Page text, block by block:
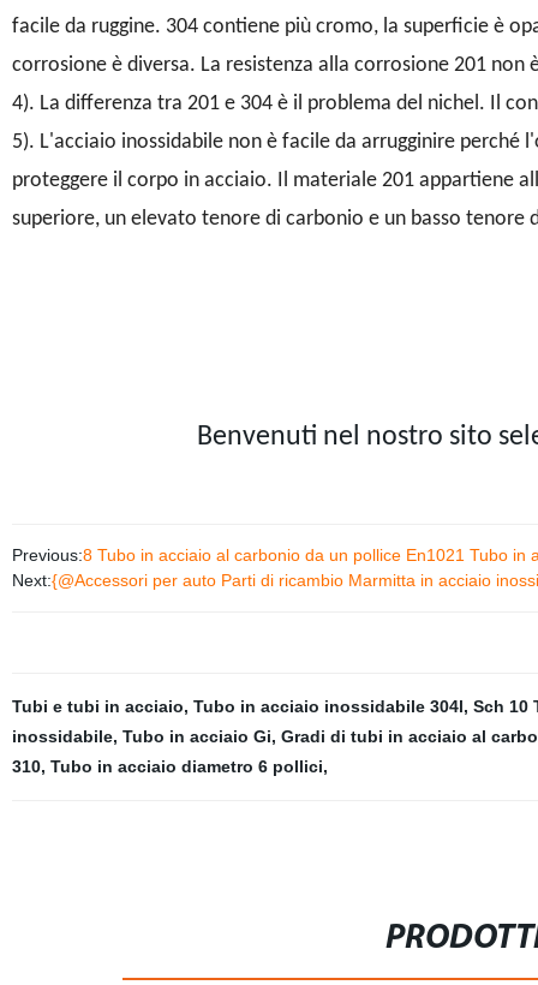
facile da ruggine. 304 contiene più cromo, la superficie è
corrosione è diversa. La resistenza alla corrosione 201 non
4). La differenza tra 201 e 304 è il problema del nichel. Il
5). L'acciaio inossidabile non è facile da arrugginire
proteggere il corpo in acciaio. Il materiale 201 appartiene
superiore, un elevato tenore di carbonio e un basso tenore
Benvenuti nel nostro sito
Previous:8 Tubo in acciaio al carbonio da un pollice En1021 Tubo in
Next:{@Accessori per auto Parti di ricambio Marmitta in acciaio
Tubi e tubi in acciaio, Tubo in acciaio inossidabile 304l, Sch 10
inossidabile, Tubo in acciaio Gi, Gradi di tubi in acciaio al
310, Tubo in acciaio diametro 6 pollici,